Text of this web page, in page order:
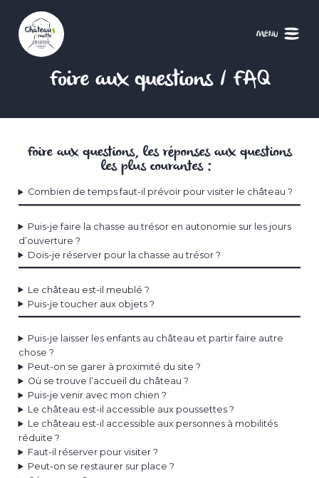
contenu
principal
MENU
Foire aux questions / FAQ
Foire aux questions, les réponses aux questions
les plus courantes :
Combien de temps faut-il prévoir pour visiter le château ?
Puis-je faire la chasse au trésor en autonomie sur les jours
d’ouverture ?
Dois-je réserver pour la chasse au trésor ?
Le château est-il meublé ?
Puis-je toucher aux objets ?
Puis-je laisser les enfants au château et partir faire autre
chose ?
Peut-on se garer à proximité du site ?
Où se trouve l’accueil du château ?
Puis-je venir avec mon chien ?
Le château est-il accessible aux poussettes ?
Le château est-il accessible aux personnes à mobilités
réduite ?
Faut-il réserver pour visiter ?
Peut-on se restaurer sur place ?